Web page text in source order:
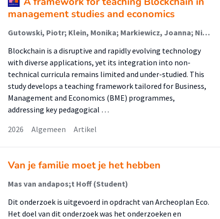
management studies and economics
Gutowski, Piotr; Klein, Monika; Markiewicz, Joanna; Niedzielski, Piotr; Russell, Mike (Lectoraat Ondernemerschap); Wakkee, Ingrid
Blockchain is a disruptive and rapidly evolving technology
with diverse applications, yet its integration into non-
technical curricula remains limited and under-studied. This
study develops a teaching framework tailored for Business,
Management and Economics (BME) programmes,
addressing key pedagogical …
2026
Algemeen Artikel
Van je familie moet je het hebben
Mas van andapos;t Hoff (Student)
Dit onderzoek is uitgevoerd in opdracht van Archeoplan Eco.
Het doel van dit onderzoek was het onderzoeken en